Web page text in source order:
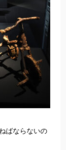
ばならないの